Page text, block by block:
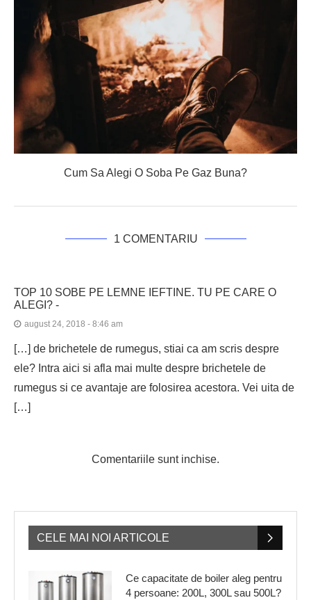
Cum Sa Alegi O Soba Pe Gaz Buna?
1 COMENTARIU
TOP 10 SOBE PE LEMNE IEFTINE. TU PE CARE O
ALEGI? -
august 24, 2018 - 8:46 am
[…] de brichetele de rumegus, stiai ca am scris despre
ele? Intra aici si afla mai multe despre brichetele de
rumegus si ce avantaje are folosirea acestora. Vei uita de
[…]
Comentariile sunt inchise.
CELE MAI NOI ARTICOLE
Ce capacitate de boiler aleg pentru
4 persoane: 200L, 300L sau 500L?